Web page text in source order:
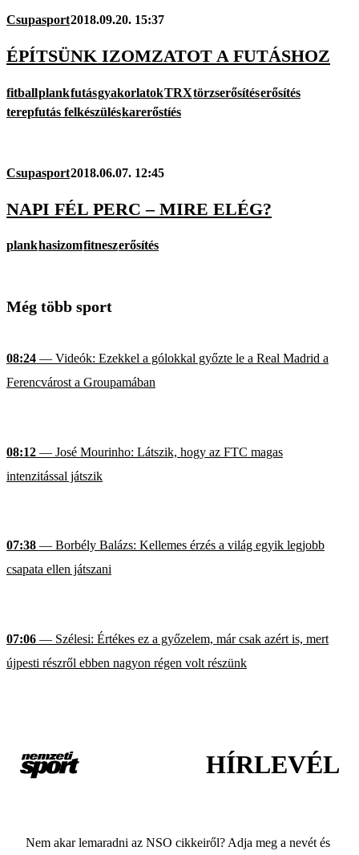
Csupasport2018.09.20. 15:37
ÉPÍTSÜNK IZOMZATOT A FUTÁSHOZ
fitballplankfutásgyakorlatokTRXtörzserősítéserősítés
terepfutás felkészüléskarerőstíés
Csupasport2018.06.07. 12:45
NAPI FÉL PERC – MIRE ELÉG?
plankhasizomfitneszerősítés
Még több sport
08:24 — Videók: Ezekkel a gólokkal győzte le a Real Madrid a
Ferencvárost a Groupamában
08:12 — José Mourinho: Látszik, hogy az FTC magas
intenzitással játszik
07:38 — Borbély Balázs: Kellemes érzés a világ egyik legjobb
csapata ellen játszani
07:06 — Szélesi: Értékes ez a győzelem, már csak azért is, mert
újpesti részről ebben nagyon régen volt részünk
HÍRLEVÉL
Nem akar lemaradni az NSO cikkeiről? Adja meg a nevét és